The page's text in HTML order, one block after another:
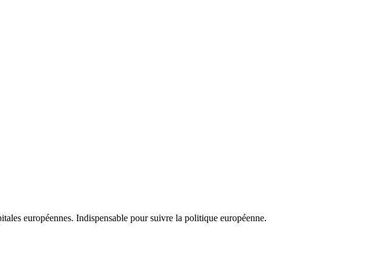
européennes. Indispensable pour suivre la politique européenne.